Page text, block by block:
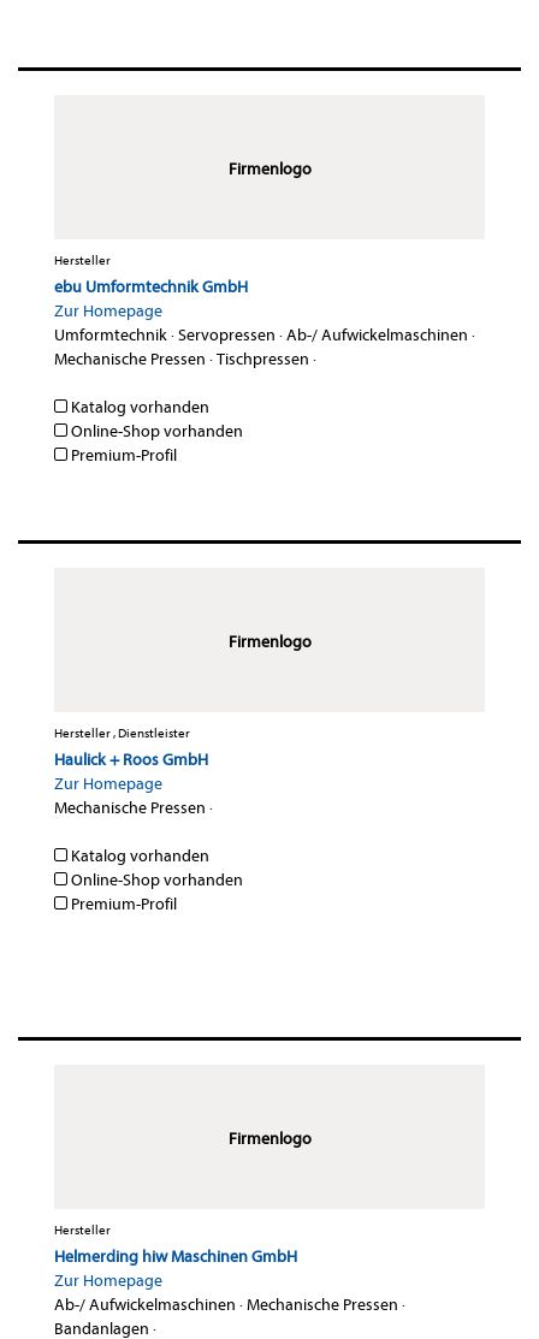
Firmenlogo
Hersteller
ebu Umformtechnik GmbH
Zur Homepage
Umformtechnik·Servopressen ·Ab-/ Aufwickelmaschinen ·
Mechanische Pressen ·Tischpressen ·
Katalog vorhanden
Online-Shop vorhanden
Premium-Profil
Firmenlogo
Hersteller , Dienstleister
Haulick + Roos GmbH
Zur Homepage
Mechanische Pressen ·
Katalog vorhanden
Online-Shop vorhanden
Premium-Profil
Firmenlogo
Hersteller
Helmerding hiw Maschinen GmbH
Zur Homepage
Ab-/ Aufwickelmaschinen ·Mechanische Pressen ·
Bandanlagen ·